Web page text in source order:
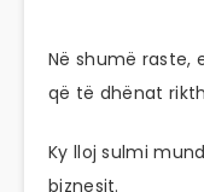
Në shumë raste,
që të dhënat
Ky lloj sulmi
biznesit.